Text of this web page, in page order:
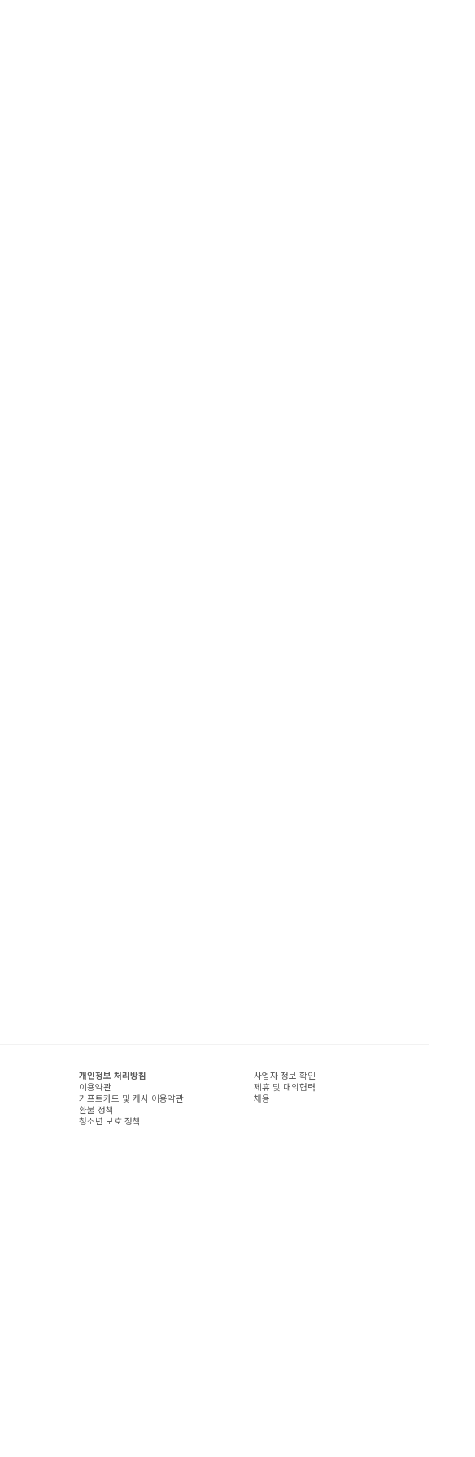
개인정보 처리방침
이용약관
기프트카드 및 캐시 이용약관
환불 정책
청소년 보호 정책
사업자 정보 확인
제휴 및 대외협력
채용